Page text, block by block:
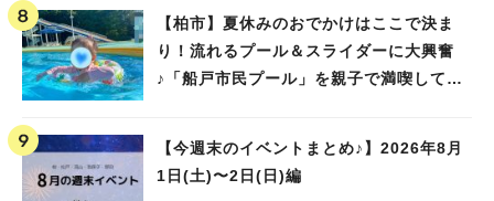
【柏市】夏休みのおでかけはここで決ま
り！流れるプール＆スライダーに大興奮
♪「船戸市民プール」を親子で満喫してき
【今週末のイベントまとめ♪】2026年8月
1日(土)〜2日(日)編